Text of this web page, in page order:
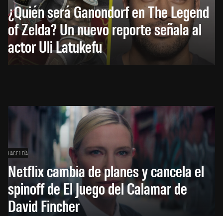
¿Quién será Ganondorf en The Legend
of Zelda? Un nuevo reporte señala al
actor Uli Latukefu
HACE 1 DÍA
Netflix cambia de planes y cancela el
spinoff de El Juego del Calamar de
David Fincher